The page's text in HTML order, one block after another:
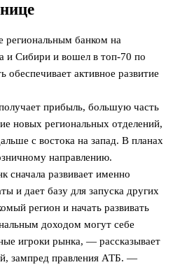
региональным банком на
и Сибири и вошел в топ-70 по
активное развитие
прибыль, большую часть
новых региональных отделений,
с востока на запад. В планах
направлению.
сначала развивает именно
и дает базу для запуска других
регион и начать развивать
доходом могут себе
игроки рынка, — рассказывает
зампред правления АТБ. —